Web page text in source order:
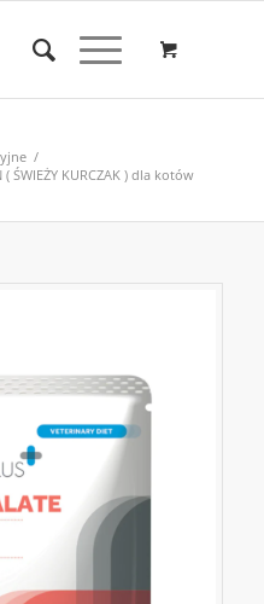
/
( ŚWIEŻY KURCZAK ) dla kotów